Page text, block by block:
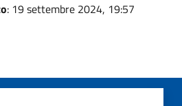
: 19 settembre 2024, 19:57